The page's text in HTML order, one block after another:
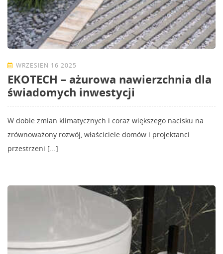
WRZESIEŃ 16 2025
EKOTECH – ażurowa nawierzchnia dla
świadomych inwestycji
W dobie zmian klimatycznych i coraz większego nacisku na
zrównoważony rozwój, właściciele domów i projektanci
przestrzeni [...]